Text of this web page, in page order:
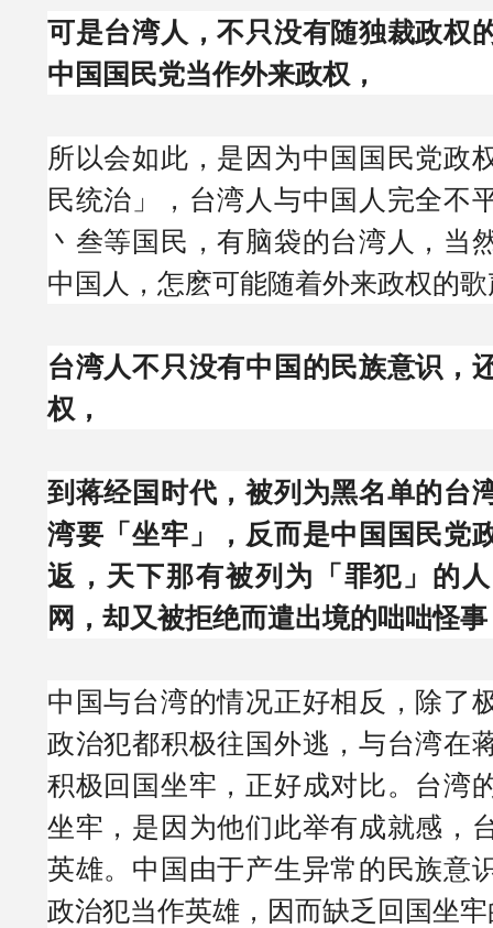
可是台湾人，不只没有随独裁政权
中国国民党当作外来政权，
所以会如此，是因为中国国民党政
民统治」，台湾人与中国人完全不
丶叁等国民，有脑袋的台湾人，当
中国人，怎麽可能随着外来政权的
台湾人不只没有中国的民族意识，
权，
到蒋经国时代，被列为黑名单的台
湾要「坐牢」，反而是中国国民党
返，天下那有被列为「罪犯」的
网，却又被拒绝而遣出境的咄咄怪
中国与台湾的情况正好相反，除了
政治犯都积极往国外逃，与台湾在
积极回国坐牢，正好成对比。台湾
坐牢，是因为他们此举有成就感，
英雄。中国由于产生异常的民族意
政治犯当作英雄，因而缺乏回国坐